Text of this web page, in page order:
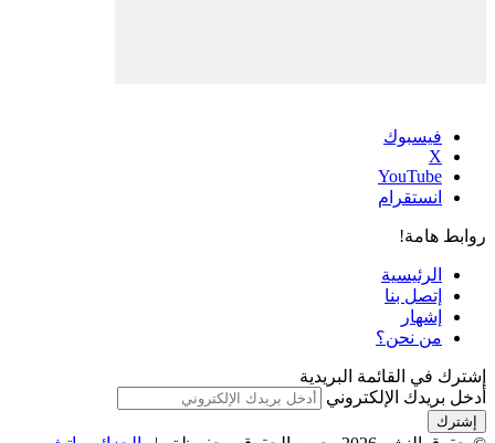
فيسبوك
‫X
‫YouTube
انستقرام
روابط هامة!
الرئيسية
إتصل بنا
إشهار
من نحن؟
إشترك في القائمة البريدية
أدخل بريدك الإلكتروني